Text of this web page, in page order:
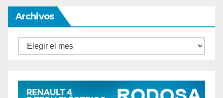
Archivos
Archivos